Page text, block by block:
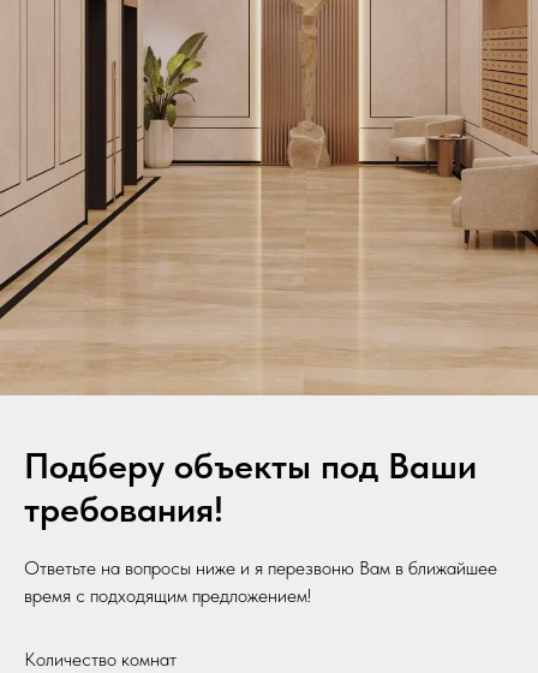
Подберу объекты под Ваши
требования!
Ответьте на вопросы ниже и я перезвоню Вам в ближайшее
время с подходящим предложением!
Количество комнат